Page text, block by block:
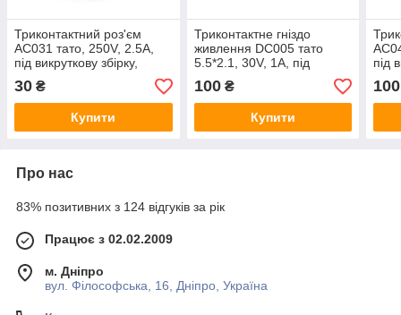
Триконтактний роз'єм
AC031 тато, 250V, 2.5A,
під викруткову збірку,
Q500
30 ₴
Купити
Триконтактне гніздо
живлення DC005 тато
5.5*2.1, 30V, 1A, під
викруткову збірку
100₴
Купити
під
100
Про нас
83% позитивних з 124 відгуків за рік
Працює з 02.02.2009
м. Дніпро
вул. Філософська, 16, Дніпро, Україна